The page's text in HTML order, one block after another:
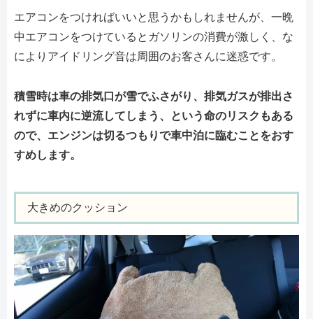
エアコンをつければいいと思うかもしれませんが、一晩
中エアコンをつけているとガソリンの消費が激しく、な
によりアイドリング音は周囲のお客さんに迷惑です。
積雪時は車の排気口が雪でふさがり、排気ガスが排出さ
れずに車内に逆流してしまう、という命のリスクもある
ので、エンジンは切るつもりで車中泊に臨むことをおす
すめします。
大きめのクッション